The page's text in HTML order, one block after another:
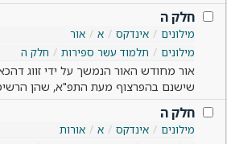
חלק ה
מילונים אינדקס א
אור
מילונים
תלמוד עשר ספירות חלק ה
אור מחודש האור הנמשך על ידי זווג
שישנם בהפרצוף מעת התפ"א, שהן
חלק ה
מילונים אינדקס א
אורות